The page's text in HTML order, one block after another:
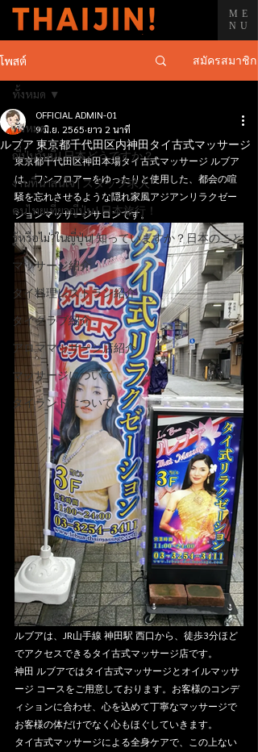
ME
NU
โพสต์ สมัครสมาชิก
ทั้งหมด
ญี่ปุ่นวันนี้ | 日本どうですか？
งานที่น่าสนใจ | スタッフ求人
คนไทยเที่ยวญี่ปุ่น | 日本旅行！
รู้หรือไม่?ในญี่ปุ่น| 知っていますか？日本のこと
マッサージ紹介
タイ料理レストラン紹介
タイクラブ紹介
アロママッサージ店紹介
マッサージについて
タイランドについて
ทั้งหมด
ルブア 東京都千代田区内神田タイ古式マッサージ
OFFICIAL ADMIN-01
9 มิ.ย. 2565 ยาว 2 นาที
東京都千代田区神田本場タイ古式マッサージ ルブア
は、ワンフロアーをゆったりと使用した、都会の喧
騒を忘れさせるような隠れ家風アジアンリラクゼー
ションマッサージサロンです。
ルブアは、JR山手線 神田駅 西口から、徒歩3分ほど
でアクセスできるタイ古式マッサージ店です。
神田 ルブアではタイ古式マッサージとオイルマッサ
ージ コースをご用意しております。お客様のコンデ
ィションに合わせ、心を込めて丁寧なマッサージで
お客様の体だけでなく心もほぐしていきます。
タイ古式マッサージによる全身ケアで、この上ない